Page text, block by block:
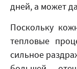
дней, а может
Поскольку
тепловые
сильное